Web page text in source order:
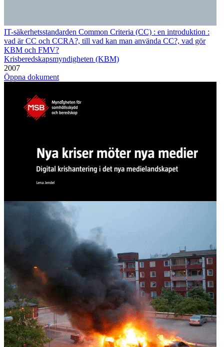
IT-säkerhetsstandarden Common Criteria (CC) : en introduktion :
vad är CC och CCRA?, till vad kan man använda CC?, vad gör
KBM och FMV?
Krisberedskapsmyndigheten (KBM)
2007
Öppna dokument